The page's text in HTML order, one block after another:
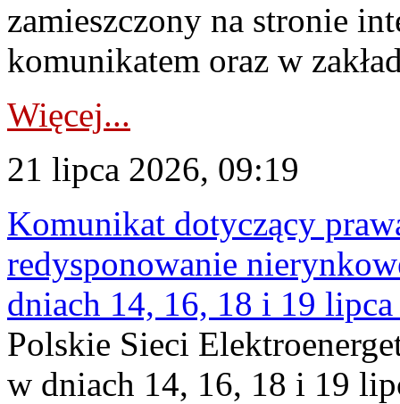
zamieszczony na stronie
komunikatem oraz w
Więcej...
21 lipca 2026, 09:19
Komunikat dotyczący
redysponowanie
dniach 14, 16, 18 i 19
Polskie Sieci
w dniach 14, 16, 18 i 19